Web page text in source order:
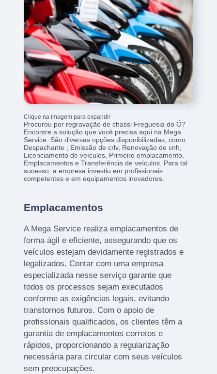
Clique na imagem para expandir
Procurou por regravação de chassi Freguesia do Ó?
Encontre a solução que você precisa aqui na Mega
Service. São diversas opções disponibilizadas, como
Despachante , Emissão de crlv, Renovação de cnh,
Licenciamento de veículos, Primeiro emplacamento,
Emplacamentos e Transferência de veículos. Para tal
sucesso, a empresa investiu em profissionais
competentes e em equipamentos inovadores.
Emplacamentos
A Mega Service realiza emplacamentos de
forma ágil e eficiente, assegurando que os
veículos estejam devidamente registrados e
legalizados. Contar com uma empresa
especializada nesse serviço garante que
todos os processos sejam executados
conforme as exigências legais, evitando
transtornos futuros. Com o apoio de
profissionais qualificados, os clientes têm a
garantia de emplacamentos corretos e
rápidos, proporcionando a regularização
necessária para circular com seus veículos
sem preocupações.